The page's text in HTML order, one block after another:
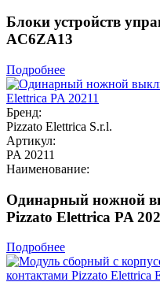
Блоки устройств
AC6ZA13
Подробнее
Бренд:
Pizzato Elettrica S.r.l.
Артикул:
PA 20211
Наименование:
Одинарный ножной
Pizzato Elettrica PA
Подробнее